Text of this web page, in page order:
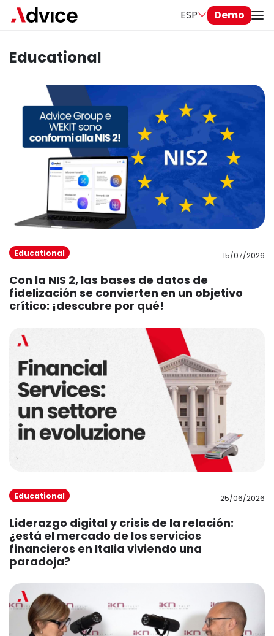
ESP Demo
Educational
Educational 15/07/2026
Con la NIS 2, las bases de datos de
fidelización se convierten en un objetivo
crítico: ¡descubre por qué!
Educational 25/06/2026
Liderazgo digital y crisis de la relación:
¿está el mercado de los servicios
financieros en Italia viviendo una
paradoja?